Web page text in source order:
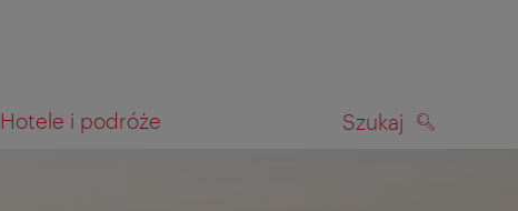
Hotele i podróże Szukaj